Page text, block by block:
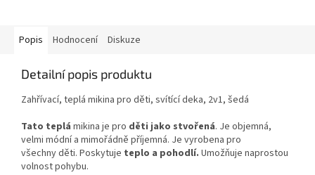
Popis Hodnocení Diskuze
Detailní popis produktu
Zahřívací, teplá mikina pro děti, svítící deka, 2v1, šedá
Tato teplá mikina je pro děti jako stvořená. Je objemná,
velmi módní a mimořádně příjemná. Je vyrobena pro
všechny děti. Poskytuje teplo a pohodlí. Umožňuje naprostou
volnost pohybu.